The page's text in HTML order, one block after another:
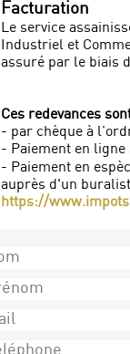
Facturation
Le service
Industriel et
assuré par le biais
Ces redevances
- par chèque à
- Paiement en
- Paiement en
auprès d'un
https://